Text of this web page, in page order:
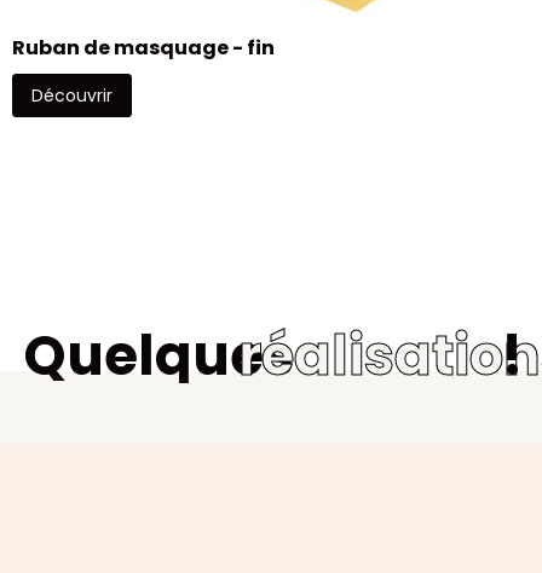
Ruban de masquage - fin
Découvrir
Quelques !